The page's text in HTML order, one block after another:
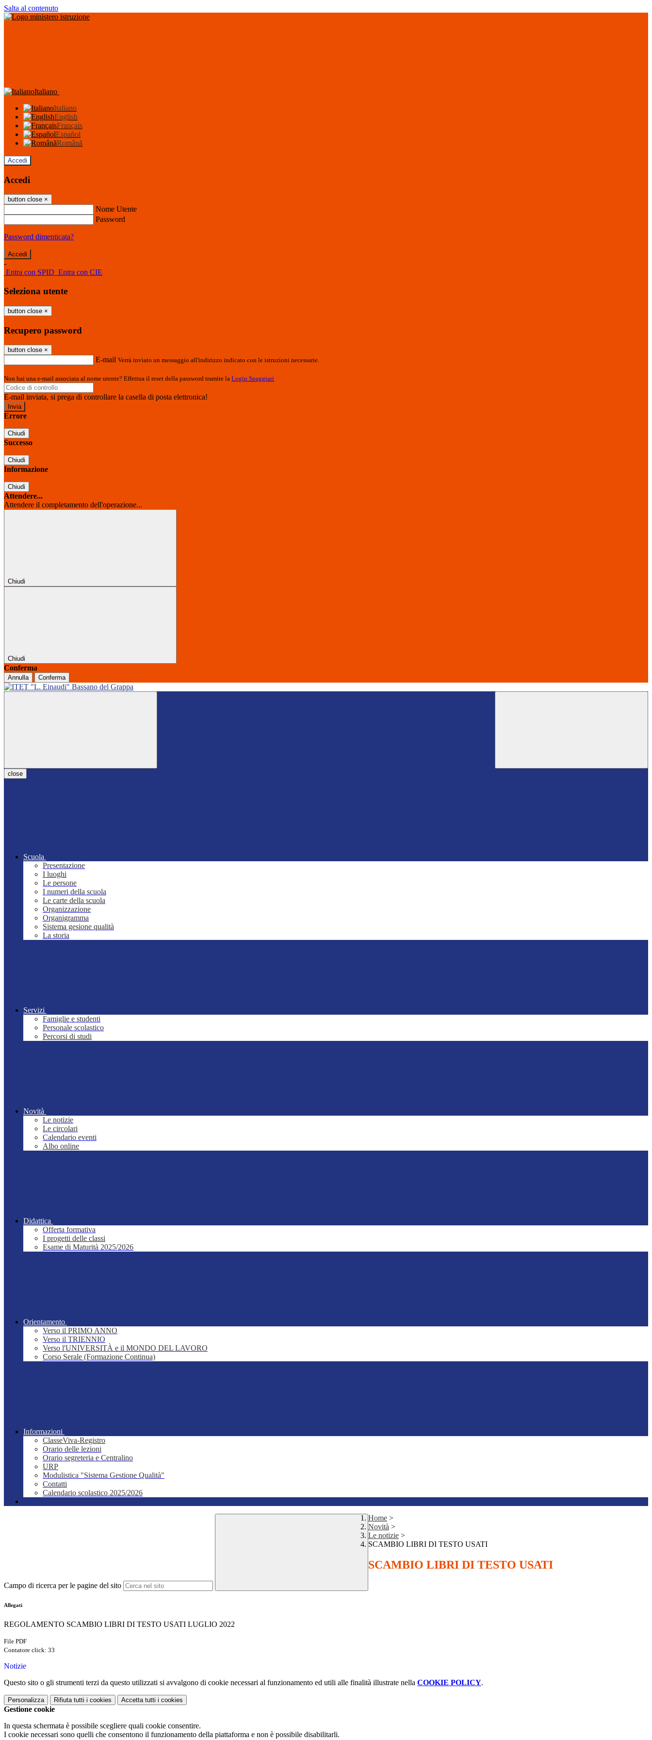
Salta al contenuto
Italiano
Italiano
English
Français
Español
Română
Accedi
Accedi
button close ×
Nome Utente
Password
Password dimenticata?
-
Entra con SPID Entra con CIE
Seleziona utente
button close ×
Recupero password
button close ×
E-mail Verrà inviato un messaggio all'indirizzo indicato con le istruzioni necessarie.
Non hai una e-mail associata al nome utente? Effettua il reset della password tramite la Login Spaggiari
E-mail inviata, si prega di controllare la casella di posta elettronica!
Errore
Chiudi
Successo
Chiudi
Informazione
Chiudi
Attendere...
Attendere il completamento dell'operazione...
Chiudi
Chiudi
Conferma
Annulla Conferma
close
Scuola
Presentazione
I luoghi
Le persone
I numeri della scuola
Le carte della scuola
Organizzazione
Organigramma
Sistema gesione qualità
La storia
Servizi
Famiglie e studenti
Personale scolastico
Percorsi di studi
Novità
Le notizie
Le circolari
Calendario eventi
Albo online
Didattica
Offerta formativa
I progetti delle classi
Esame di Maturità 2025/2026
Orientamento
Verso il PRIMO ANNO
Verso il TRIENNIO
Verso l'UNIVERSITÀ e il MONDO DEL LAVORO
Corso Serale (Formazione Continua)
Informazioni
ClasseViva-Registro
Orario delle lezioni
Orario segreteria e Centralino
URP
Modulistica "Sistema Gestione Qualità"
Contatti
Calendario scolastico 2025/2026
Campo di ricerca per le pagine del sito
Home >
Novità >
Le notizie >
SCAMBIO LIBRI DI TESTO USATI
SCAMBIO LIBRI DI TESTO USATI
Allegati
REGOLAMENTO SCAMBIO LIBRI DI TESTO USATI LUGLIO 2022
File PDF
Contatore click: 33
Notizie
Questo sito o gli strumenti terzi da questo utilizzati si avvalgono di cookie necessari al funzionamento ed utili alle finalità illustrate nella COOKIE POLICY.
Personalizza Rifiuta tutti i cookies Accetta tutti i cookies
Gestione cookie
In questa schermata è possibile scegliere quali cookie consentire.
I cookie necessari sono quelli che consentono il funzionamento della piattaforma e non è possibile disabilitarli.